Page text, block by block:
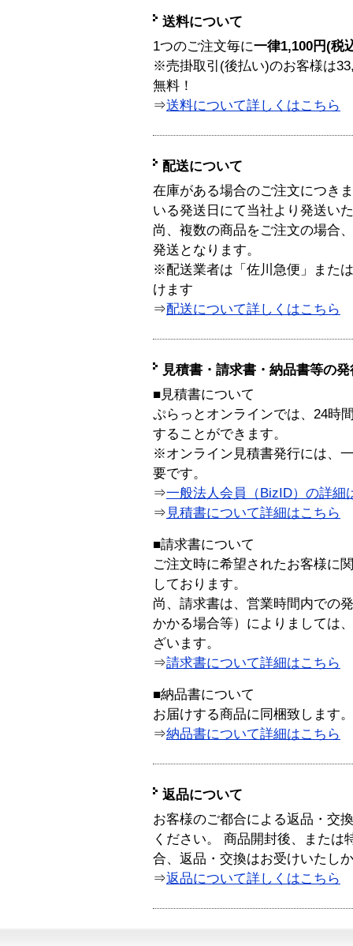
送料について
1つのご注文毎に一律1,100円(税
※売掛取引(後払い)のお客様は
無料！
⇒送料について詳しくはこちら
配送について
在庫がある場合のご注文につき
いる発送日にて当社より発送い
尚、複数の商品をご注文の場合
発送となります。
※配送業者は「佐川急便」また
けます
⇒配送について詳しくはこちら
見積書・請求書・納品書等の
■見積書について
ぷらっとオンラインでは、24時
することができます。
※オンライン見積書発行には、
要です。
⇒一般法人会員（BizID）の詳細
⇒ 見積書について詳細はこちら
■請求書について
ご注文時に希望されたお客様に
しております。
尚、請求書は、営業時間内での
かかる場合等）によりましては
ざいます。
⇒請求書について詳細はこちら
■納品書について
お届けする商品に同梱致します。
⇒納品書について詳細はこちら
返品について
お客様のご都合による返品・交
ください。 商品開封後、または
合、返品・交換はお受けいたし
⇒返品について詳しくはこちら